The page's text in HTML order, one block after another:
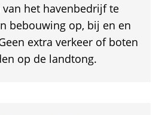
het havenbedrijf te
bebouwing op, bij en en
extra verkeer of boten
op de landtong.